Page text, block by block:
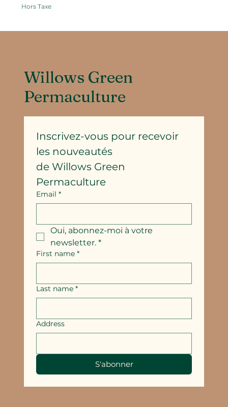
Hors Taxe
Willows Green
Permaculture
Inscrivez-vous pour recevoir
les nouveautés
de Willows Green
Permaculture
Email *
Oui, abonnez-moi à votre
newsletter. *
First name *
Last name *
Address
S'abonner